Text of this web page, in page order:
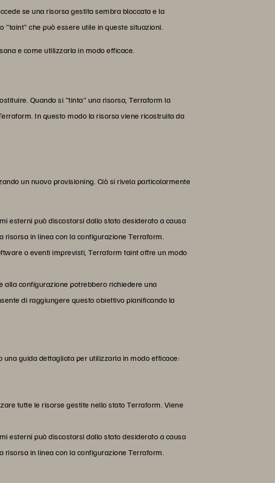
se una risorsa gestita sembra bloccata e la
"taint" che può essere utile in queste situazioni.
e come utilizzarla in modo efficace.
Quando si "tinta" una risorsa, Terraform la
In questo modo la risorsa viene ricostruita da
un nuovo provisioning. Ciò si rivela particolarmente
esterni può discostarsi dallo stato desiderato a causa
in linea con la configurazione Terraform.
o eventi imprevisti, Terraform taint offre un modo
alla configurazione potrebbero richiedere una
di raggiungere questo obiettivo pianificando la
guida dettagliata per utilizzarla in modo efficace:
tutte le risorse gestite nello stato Terraform. Viene
esterni può discostarsi dallo stato desiderato a causa
in linea con la configurazione Terraform.